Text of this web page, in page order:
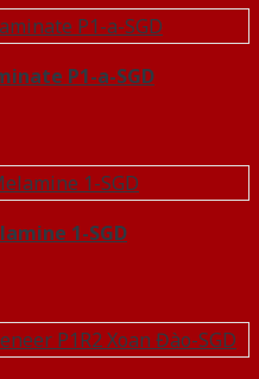
P1-a-SGD
1-SGD